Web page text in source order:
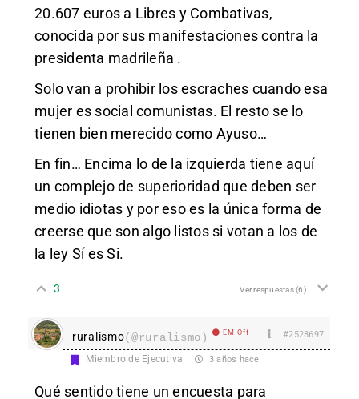
20.607 euros a Libres y Combativas,
conocida por sus manifestaciones contra la
presidenta madrileña .
Solo van a prohibir los escraches cuando esa
mujer es social comunistas. El resto se lo
tienen bien merecido como Ayuso…
En fin… Encima lo de la izquierda tiene aquí
un complejo de superioridad que deben ser
medio idiotas y por eso es la única forma de
creerse que son algo listos si votan a los de
la ley Sí es Si.
3 Ver respuestas(6)
ruralismo(@ruralismo) EM Off #2528697
Miembro de Ejecutiva 3 años hace
Qué sentido tiene un encuesta para